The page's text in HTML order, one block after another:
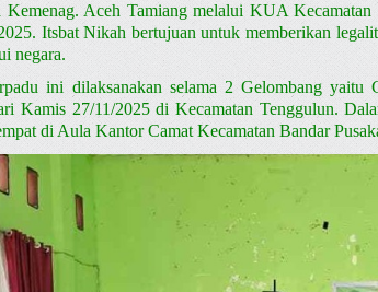
Kemenag. Aceh Tamiang melalui KUA
Itsbat Nikah bertujuan untuk memberikan
negara.
ini dilaksanakan selama 2 Gelombang
Kamis 27/11/2025 di Kecamatan Tenggulun.
di Aula Kantor Camat Kecamatan Bandar